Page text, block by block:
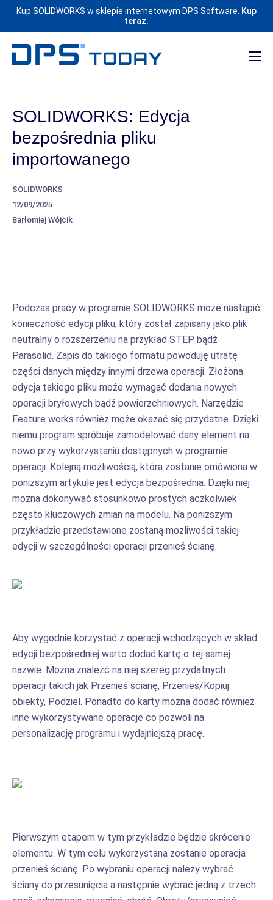
Kup SOLIDWORKS w sklepie internetowym DPS Software. Kup
teraz.
SOLIDWORKS: Edycja
bezpośrednia pliku
importowanego
SOLIDWORKS
12/09/2025
Barłomiej Wójcik
Podczas pracy w programie SOLIDWORKS może nastąpić
konieczność edycji pliku, który został zapisany jako plik
neutralny o rozszerzeniu na przykład STEP bądź
Parasolid. Zapis do takiego formatu powoduję utratę
części danych między innymi drzewa operacji. Złożona
edycja takiego pliku może wymagać dodania nowych
operacji bryłowych bądź powierzchniowych. Narzędzie
Feature works również może okazać się przydatne. Dzięki
niemu program spróbuje zamodelować dany element na
nowo przy wykorzystaniu dostępnych w programie
operacji. Kolejną możliwością, która zostanie omówiona w
poniższym artykule jest edycja bezpośrednia. Dzięki niej
można dokonywać stosunkowo prostych aczkolwiek
często kluczowych zmian na modelu. Na poniższym
przykładzie przedstawione zostaną możliwości takiej
edycji w szczególności operacji przenieś ścianę.
Aby wygodnie korzystać z operacji wchodzących w skład
edycji bezpośredniej warto dodać kartę o tej samej
nazwie. Można znaleźć na niej szereg przydatnych
operacji takich jak Przenieś ścianę, Przenieś/Kopiuj
obiekty, Podziel. Ponadto do karty można dodać również
inne wykorzystywane operacje co pozwoli na
personalizację programu i wydajniejszą pracę.
Pierwszym etapem w tym przykładzie będzie skrócenie
elementu. W tym celu wykorzystana zostanie operacja
przenieś ścianę. Po wybraniu operacji należy wybrać
ściany do przesunięcia a następnie wybrać jedną z trzech